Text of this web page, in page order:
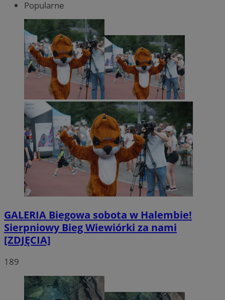
Popularne
GALERIA Biegowa sobota w Halembie!
Sierpniowy Bieg Wiewiórki za nami
[ZDJĘCIA]
189